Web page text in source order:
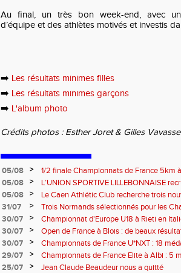
Au final, un très bon week-end, avec
d’équipe et des athlètes motivés et investis
➡️ Les résultats minimes filles
➡️ Les résultats minimes garçons
➡️ L'album photo
Crédits photos : Esther Joret & Gilles
05/08 >
1/2 finale Championnats de France 5km
13 septembre 2026 : les informations
05/08 >
L’UNION SPORTIVE LILLEBONNAISE
rentrée 2026
05/08 >
Le Caen Athlétic Club recherche trois
civique à compter de septembre 2026
31/07 >
Trois Normands sélectionnés pour les
Eugene !
30/07 >
Championnat d'Europe U18 à Rieti en
normands
30/07 >
Open de France à Blois : de beaux
30/07
>
Championnats de France U*NXT : 18
29/07
>
Championnats de France Elite à Albi : 5
titres !
25/07 >
Jean Claude Beaudeur nous a quitté